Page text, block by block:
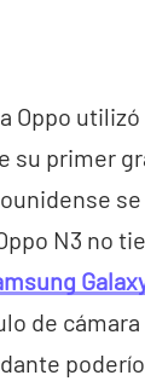
Oppo
su primer
N3 no
de